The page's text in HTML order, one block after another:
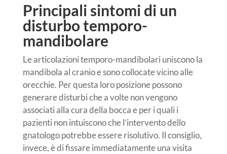
Principali sintomi di un
disturbo temporo-
mandibolare
Le articolazioni temporo-mandibolari uniscono la
mandibola al cranio e sono collocate vicino alle
orecchie. Per questa loro posizione possono
generare disturbi che a volte non vengono
associati alla cura della bocca e per i quali i
pazienti non intuiscono che l’intervento dello
gnatologo potrebbe essere risolutivo. Il consiglio,
invece, è di fissare immediatamente una visita